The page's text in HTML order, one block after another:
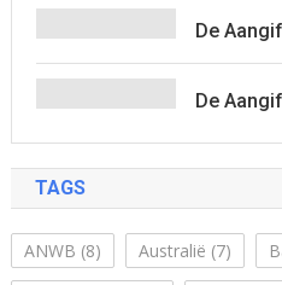
De
De
TAGS
ANWB (8) Australië (7)